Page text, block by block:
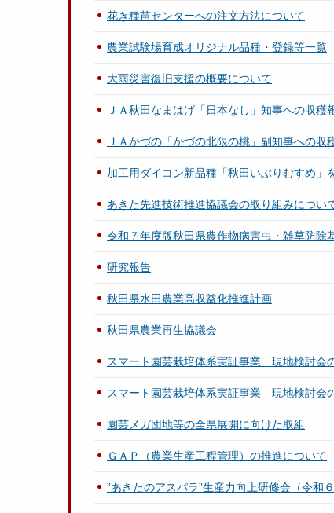
花き種苗センターへの注文方法について
農業試験場育成オリジナル品種・登録等一覧
大雨災害復旧支援の概要について
ＪＡ秋田なまはげ「日本なし」知事への収穫
ＪＡかづの「かづの北限の桃」副知事への収
加工用ダイコン新品種「秋田いぶりむすめ」
あきた先進技術推進協議会の取り組みについ
令和７年度版秋田県農作物病害虫・雑草防除
研究報告
秋田県水田農業高収益化推進計画
秋田県農業再生協議会
スマート園芸栽培体系実証事業 現地検討会
スマート園芸栽培体系実証事業 現地検討会
園芸メガ団地等の全県展開に向けた取組
ＧＡＰ（農業生産工程管理）の推進について
”あきたのアスパラ”生産力向上研修会（令和